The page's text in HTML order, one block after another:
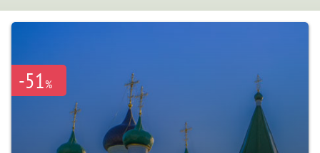
-51%